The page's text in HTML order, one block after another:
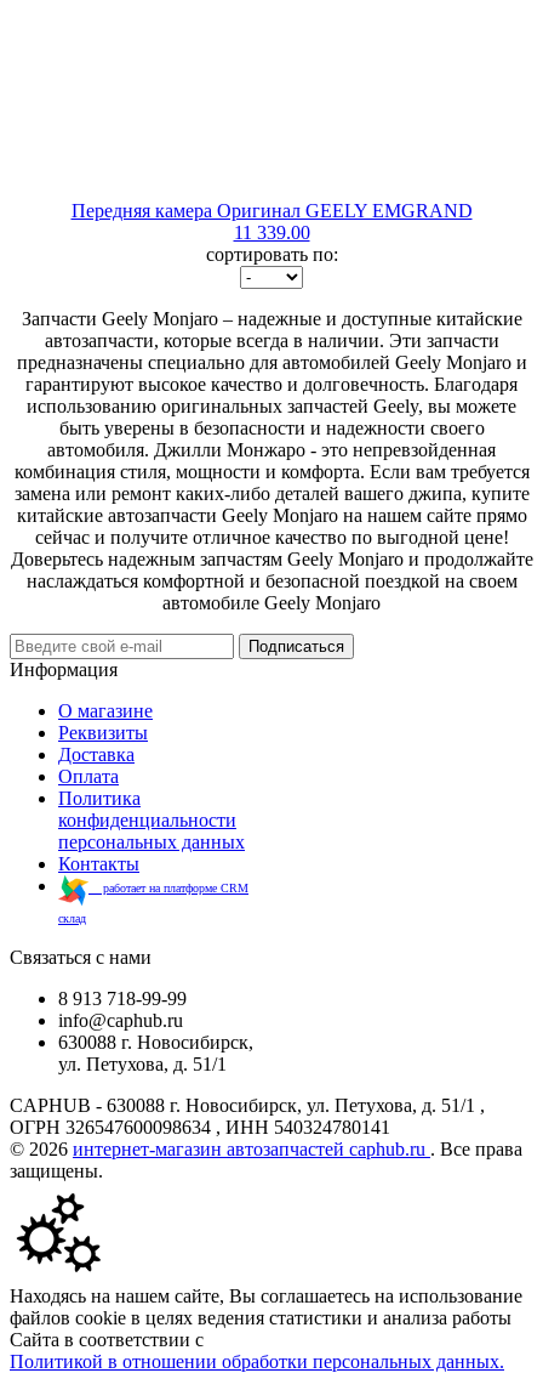
Передняя камера Оригинал GEELY EMGRAND
11 339.00
сортировать по:
Запчасти Geely Monjaro – надежные и доступные китайские
автозапчасти, которые всегда в наличии. Эти запчасти
предназначены специально для автомобилей Geely Monjaro и
гарантируют высокое качество и долговечность. Благодаря
использованию оригинальных запчастей Geely, вы можете
быть уверены в безопасности и надежности своего
автомобиля. Джилли Монжаро - это непревзойденная
комбинация стиля, мощности и комфорта. Если вам требуется
замена или ремонт каких-либо деталей вашего джипа, купите
китайские автозапчасти Geely Monjaro на нашем сайте прямо
сейчас и получите отличное качество по выгодной цене!
Доверьтесь надежным запчастям Geely Monjaro и продолжайте
наслаждаться комфортной и безопасной поездкой на своем
автомобиле Geely Monjaro
Подписаться
Информация
О магазине
Реквизиты
Доставка
Оплата
Политика
конфиденциальности
персональных данных
Контакты
работает на платформе CRM
склад
Связаться с нами
8 913 718-99-99
info@caphub.ru
630088 г. Новосибирск,
ул. Петухова, д. 51/1
CAPHUB - 630088 г. Новосибирск, ул. Петухова, д. 51/1 ,
ОГРН 326547600098634 , ИНН 540324780141
© 2026 интернет-магазин автозапчастей caphub.ru . Все права
защищены.
Находясь на нашем сайте, Вы соглашаетесь на использование
файлов cookie в целях ведения статистики и анализа работы
Сайта в соответствии с
Политикой в отношении обработки персональных данных.